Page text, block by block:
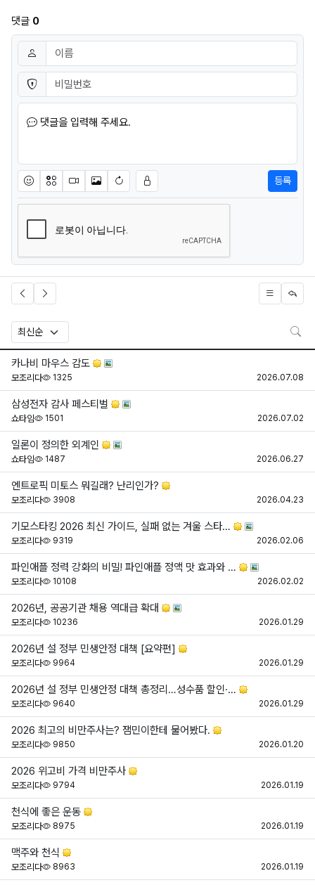
댓글 0
댓글쓰기
이름 필수
비밀번호 필수
댓글을 입력해 주세요.
이모티콘아이콘동영상이미지새댓글 작성
등록
카나비 마우스 감도
모조리다 2026.07.08
1325
삼성전자 감사 페스티벌
쇼타임 2026.07.02
1501
일론이 정의한 외계인
쇼타임 2026.06.27
1487
엔트로픽 미토스 뭐길래? 난리인가?
모조리다 2026.04.23
3908
기모스타킹 2026 최신 가이드, 실패 없는 겨울 스타…
모조리다 2026.02.06
9319
파인애플 정력 강화의 비밀! 파인애플 정액 맛 효과와 …
모조리다 2026.02.02
10108
2026년, 공공기관 채용 역대급 확대
모조리다 2026.01.29
10236
2026년 설 정부 민생안정 대책 [요약편]
모조리다 2026.01.29
9964조회
2026년 설 정부 민생안정 대책 총정리…성수품 할인·…
모조리다 2026.01.29
9640
2026 최고의 비만주사는? 잼민이한테 물어봤다.
모조리다 2026.01.20
9850
2026 위고비 가격 비만주사
모조리다 2026.01.19
9794조회
천식에 좋은 운동
모조리다 2026.01.19
8975
맥주와 천식
모조리다 2026.01.19
8963